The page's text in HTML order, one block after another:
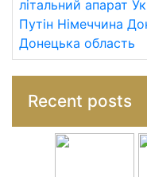
літальний апарат
Путін Німеччина
Донецька область
Recent posts